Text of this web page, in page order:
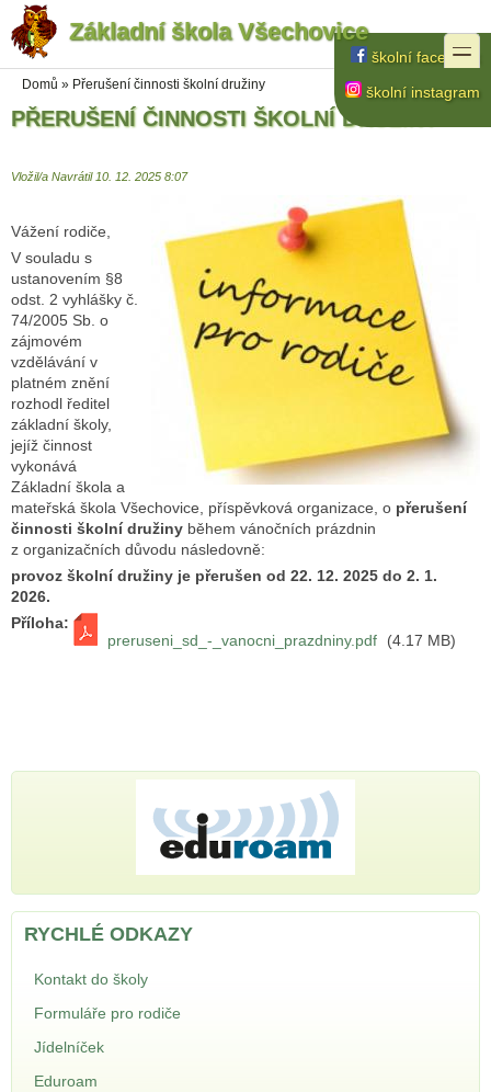
Přejít k hlavnímu obsahu
Přejít k vyhledávání na webu
školní facebook
školní instagram
Základní škola Všechovice
toggle
Jste zde
Domů » Přerušení činnosti školní družiny
PŘERUŠENÍ ČINNOSTI ŠKOLNÍ DRUŽINY
Vložil/a Navrátil10. 12. 2025 8:07
Vážení rodiče,
V souladu s
ustanovením §8
odst. 2 vyhlášky č.
74/2005 Sb. o
zájmovém
vzdělávání v
platném znění
rozhodl ředitel
základní školy,
jejíž činnost
vykonává
Základní škola a
mateřská škola Všechovice, příspěvková organizace, o přerušení
činnosti školní družiny během vánočních prázdnin
z organizačních důvodu následovně:
provoz školní družiny je přerušen od 22. 12. 2025 do 2. 1.
2026.
Příloha:
preruseni_sd_-_vanocni_prazdniny.pdf
(4.17 MB)
RYCHLÉ ODKAZY
Kontakt do školy
Formuláře pro rodiče
Jídelníček
Eduroam